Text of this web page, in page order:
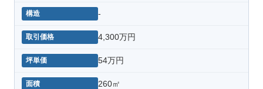
-
4,300万円
54万円
260㎡